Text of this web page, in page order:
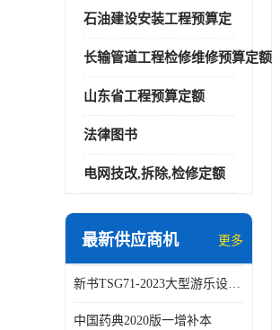
石油建设安装工程预算定
长输管道工程检修维修预算定额
山东省工程预算定额
法律图书
电网技改,拆除,检修定额
最新供应商机 更多
新书TSG71-2023大型游乐设施安全技术规程
中国药典2020版一增补本